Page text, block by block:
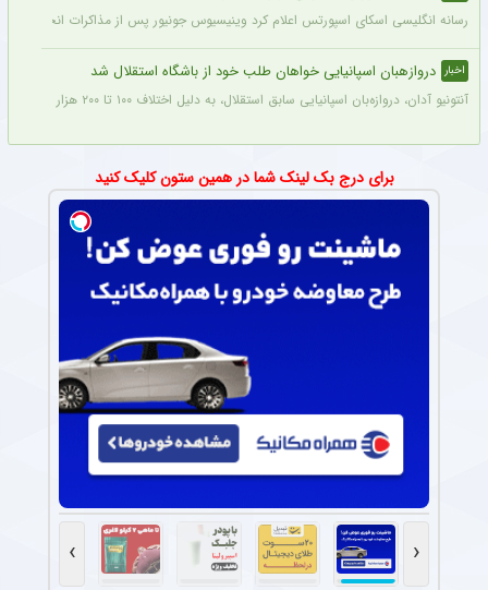
رسانه انگلیسی اسکای اسپورتس اعلام کرد وینیسیوس جونیور پس از مذاکرات انجام شده
اخبار دروازهبان اسپانیایی خواهان طلب خود از باشگاه استقلال شد
آنتونیو آدان، دروازه‌بان اسپانیایی سابق استقلال، به دلیل اختلاف ۱۰۰ تا ۲۰۰ هزار یورویی در مطالبات خود، قصد شکایت از باشگاه را دارد.
برای درج بک لینک شما در همین ستون کلیک کنید
‹
›